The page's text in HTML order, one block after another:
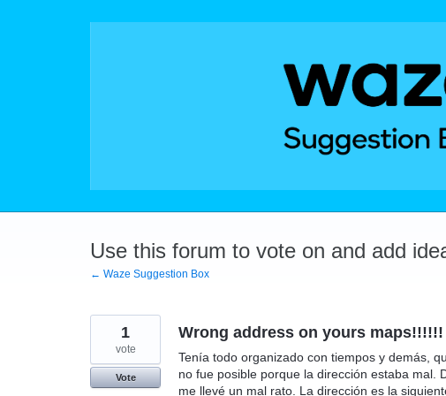
Use this forum to vote on and add
← Waze Suggestion Box
Wrong address on yours maps!!!!!!
Tenía todo organizado con tiempos y demás,
no fue posible porque la dirección estaba mal.
me llevé un mal rato. La dirección es la
1
vote
Vote